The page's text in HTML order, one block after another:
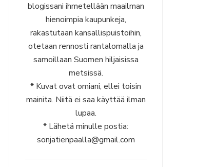
blogissani ihmetellään maailman
hienoimpia kaupunkeja,
rakastutaan kansallispuistoihin,
otetaan rennosti rantalomalla ja
samoillaan Suomen hiljaisissa
metsissä.
* Kuvat ovat omiani, ellei toisin
mainita. Niitä ei saa käyttää ilman
lupaa.
* Lähetä minulle postia:
sonjatienpaalla@gmail.com